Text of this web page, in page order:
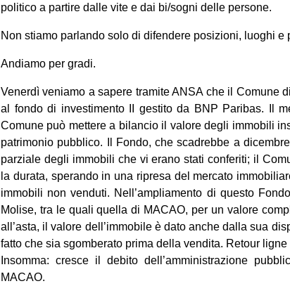
politico a partire dalle vite e dai bi/sogni delle persone.
Non stiamo parlando solo di difendere posizioni, luoghi e
Andiamo per gradi.
Venerdì veniamo a sapere tramite ANSA che il Comune
al fondo di investimento II gestito da BNP Paribas. Il
Comune può mettere a bilancio il valore degli immobili
patrimonio pubblico. Il Fondo, che scadrebbe a
parziale degli immobili che vi erano stati conferiti; il
la durata, sperando in una ripresa del mercato
immobili non venduti. Nell’ampliamento di questo
Molise, tra le quali quella di MACAO, per un valore
all’asta, il valore dell’immobile è dato anche dalla sua
fatto che sia sgomberato prima della vendita. Retour
Insomma: cresce il debito dell’amministrazione
MACAO.